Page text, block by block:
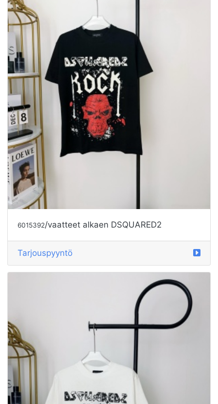
6015392/vaatteet alkaen DSQUARED2
Tarjouspyyntö